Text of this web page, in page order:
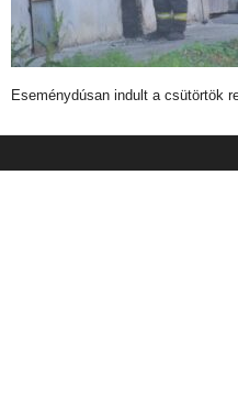
Eseménydúsan indult a csütörtök